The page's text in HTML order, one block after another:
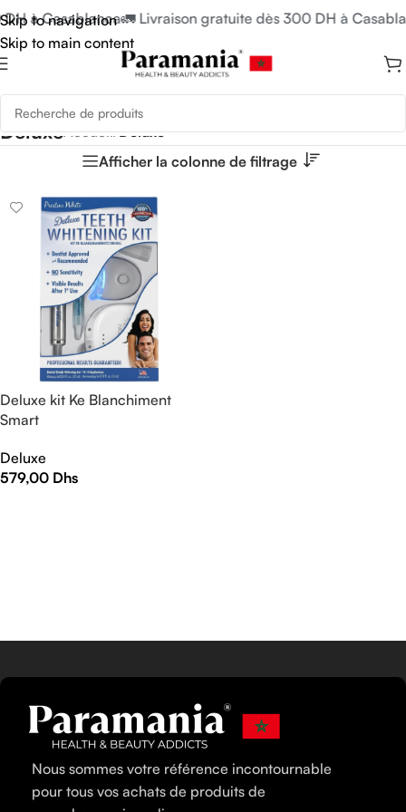
Skip to navigation
Skip to main content
à Casablanca🚛 Livraison gratuite dès 300 DH à
DeluxeAccueil/Deluxe
Afficher la colonne de filtrage
Deluxe kit Ke Blanchiment
Smart
Deluxe
579,00 Dhs
Nous sommes votre référence incontournable
pour tous vos achats de produits de